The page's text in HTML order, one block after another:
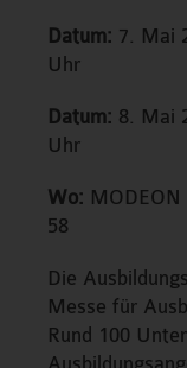
Datum: 7. Mai
Uhr
Datum: 8. Mai
Uhr
Wo:
58
Die
Messe für
Rund 100